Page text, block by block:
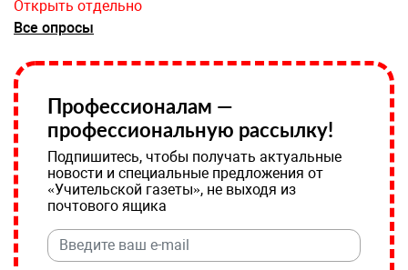
Открыть отдельно
Все опросы
Профессионалам —
профессиональную рассылку!
Подпишитесь, чтобы получать актуальные
новости и специальные предложения от
«Учительской газеты», не выходя из
почтового ящика